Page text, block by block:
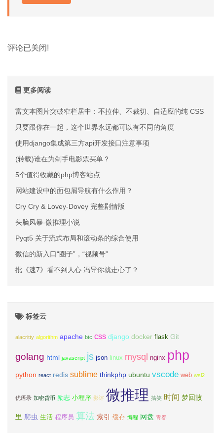
评论已关闭!
更多阅读
富文本图片突破窄栏居中：不拉伸、不裁切、自适应的纯 CSS 方案
只要跟你在一起，这个世界永远都可以有不同的角度
使用django集成第三方api开发接口注意事项
(转载)谁在为剁手电影票买单？
5个值得收藏的php博客站点
网站建设中的面包屑导航有什么作用？
Cry Cry & Lovey-Dovey 完整剧情版
头脑风暴-微推理小说
Pyqt5 关于流式布局和滚动条的综合使用
微信的新入口“圈子”，“视频号”
批《速7》看不到人心 冯导你就走心了？
标签云
alacritty algorithm apache btc css django docker flask Git
golang html javascript js json linux mysql nginx php
python react redis sublime thinkphp ubuntu vscode web wsl2
优语录 加密货币 励志 小程序 影评 微推理 搞笑 时间 梦回故
里 爬虫 生活 程序员 算法 索引 缓存 编程 网盘 青春